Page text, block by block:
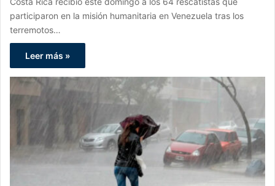
participaron en la misión humanitaria en Venezuela tras los
terremotos…
Leer más »